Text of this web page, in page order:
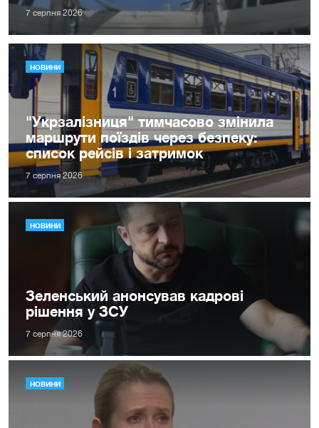
7 серпня 2026
НОВИНИ
"Укрзалізниця" тимчасово змінила
маршрути поїздів через безпеку:
список рейсів і затримок
7 серпня 2026
НОВИНИ
Зеленський анонсував кадрові
рішення у ЗСУ
7 серпня 2026
НОВИНИ